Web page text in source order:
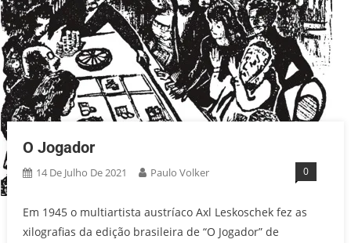
O Jogador
14 De Julho De 2021 Paulo Volker 0
Em 1945 o multiartista austríaco Axl Leskoschek fez as
xilografias da edição brasileira de “O Jogador” de